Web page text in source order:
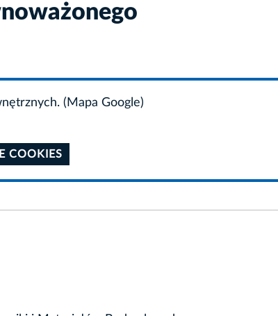
(Mapa Google)
COOKIES